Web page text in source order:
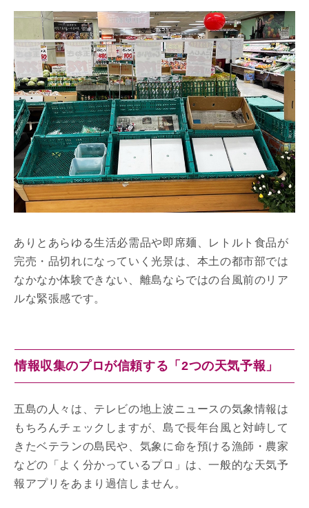
ありとあらゆる生活必需品や即席麺、レトルト食品が
完売・品切れになっていく光景は、本土の都市部では
なかなか体験できない、離島ならではの台風前のリア
ルな緊張感です。
情報収集のプロが信頼する「2つの天気予報」
五島の人々は、テレビの地上波ニュースの気象情報は
もちろんチェックしますが、島で長年台風と対峙して
きたベテランの島民や、気象に命を預ける漁師・農家
などの「よく分かっているプロ」は、一般的な天気予
報アプリをあまり過信しません。